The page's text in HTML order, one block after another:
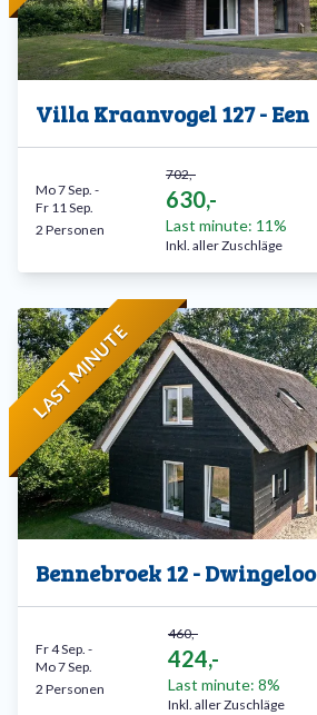
Villa Kraanvogel 127 - Een
702,-
630,-
Last minute: 11%
Inkl. aller Zuschläge
Mo 7 Sep. -
Fr 11 Sep.
2 Personen
LAST MINUTE
Bennebroek 12 - Dwingeloo
460,-
424,-
Last minute: 8%
Inkl. aller Zuschläge
Fr 4 Sep. -
Mo 7 Sep.
2 Personen